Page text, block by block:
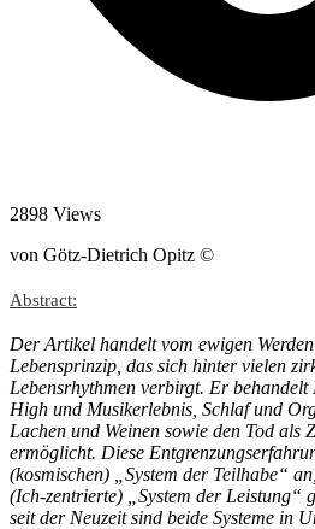
2898 Views
von Götz-Dietrich Opitz ©
Abstract:
Der Artikel handelt vom ewigen
Lebensprinzip, das sich hinter vielen
Lebensrhythmen verbirgt. Er behandelt
High und Musikerlebnis, Schlaf und
Lachen und Weinen sowie den Tod als
ermöglicht. Diese
(kosmischen) „System der Teilhabe“
(Ich-zentrierte) „System der Leistung“
seit der Neuzeit sind beide Systeme in